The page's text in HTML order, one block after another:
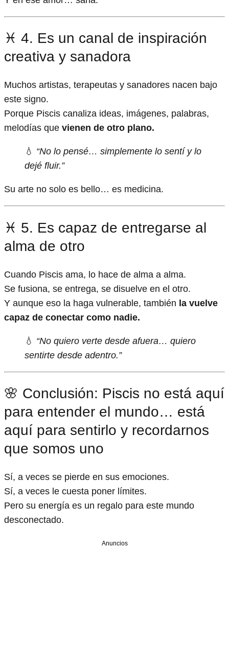
♓ 4. Es un canal de inspiración
creativa y sanadora
Muchos artistas, terapeutas y sanadores nacen bajo
este signo.
Porque Piscis canaliza ideas, imágenes, palabras,
melodías que vienen de otro plano.
💧 “No lo pensé… simplemente lo sentí y lo
dejé fluir.”
Su arte no solo es bello… es medicina.
♓ 5. Es capaz de entregarse al
alma de otro
Cuando Piscis ama, lo hace de alma a alma.
Se fusiona, se entrega, se disuelve en el otro.
Y aunque eso la haga vulnerable, también la vuelve
capaz de conectar como nadie.
💧 “No quiero verte desde afuera… quiero
sentirte desde adentro.”
🌸 Conclusión: Piscis no está aquí
para entender el mundo… está
aquí para sentirlo y recordarnos
que somos uno
Sí, a veces se pierde en sus emociones.
Sí, a veces le cuesta poner límites.
Pero su energía es un regalo para este mundo
desconectado.
Anuncios